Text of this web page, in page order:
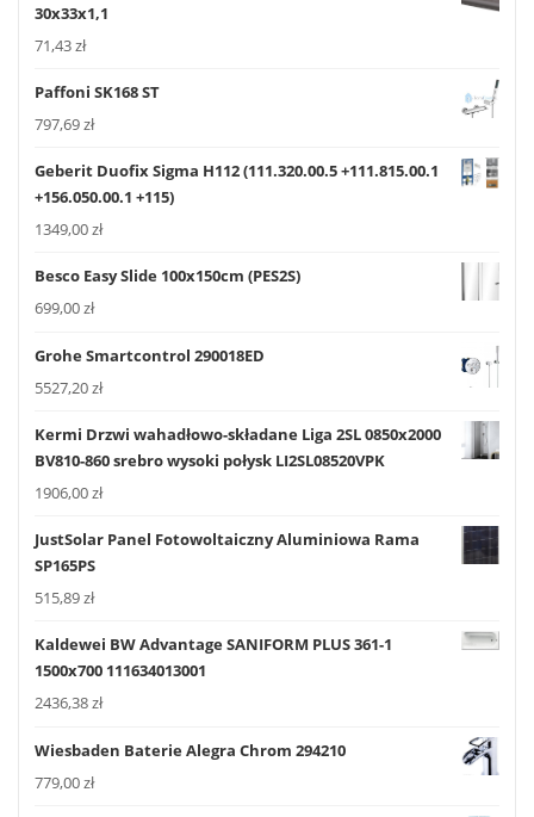
30x33x1,1
71,43zł
Paffoni SK168 ST
797,69zł
Geberit Duofix Sigma H112 (111.320.00.5 +111.815.00.1
+156.050.00.1 +115)
1349,00zł
Besco Easy Slide 100x150cm (PES2S)
699,00zł
Grohe Smartcontrol 290018ED
5527,20zł
Kermi Drzwi wahadłowo-składane Liga 2SL 0850x2000
BV810-860 srebro wysoki połysk LI2SL08520VPK
1906,00zł
JustSolar Panel Fotowoltaiczny Aluminiowa Rama
SP165PS
515,89zł
Kaldewei BW Advantage SANIFORM PLUS 361-1
1500x700 111634013001
2436,38zł
Wiesbaden Baterie Alegra Chrom 294210
779,00zł